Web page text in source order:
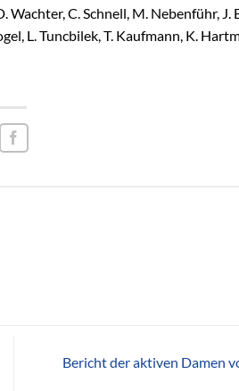
C. Schnell, M. Nebenführ, J.
L. Tuncbilek, T. Kaufmann, K.
Bericht der aktiven Damen